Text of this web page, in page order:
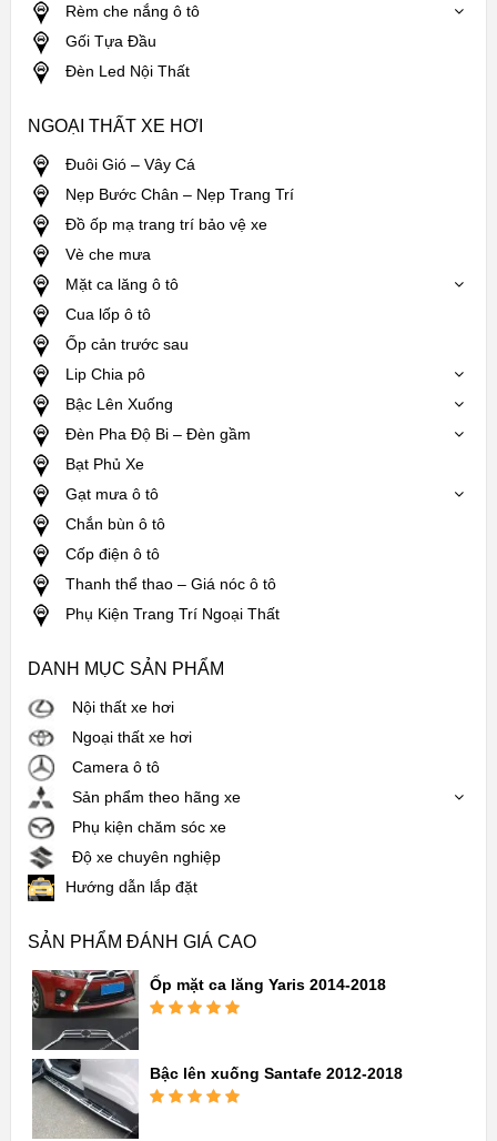
Rèm che nắng ô tô
Gối Tựa Đầu
Đèn Led Nội Thất
NGOẠI THẤT XE HƠI
Đuôi Gió – Vây Cá
Nẹp Bước Chân – Nẹp Trang Trí
Đồ ốp mạ trang trí bảo vệ xe
Vè che mưa
Mặt ca lăng ô tô
Cua lốp ô tô
Ốp cản trước sau
Lip Chia pô
Bậc Lên Xuống
Đèn Pha Độ Bi – Đèn gầm
Bạt Phủ Xe
Gạt mưa ô tô
Chắn bùn ô tô
Cốp điện ô tô
Thanh thể thao – Giá nóc ô tô
Phụ Kiện Trang Trí Ngoại Thất
DANH MỤC SẢN PHẨM
Nội thất xe hơi
Ngoại thất xe hơi
Camera ô tô
Sản phẩm theo hãng xe
Phụ kiện chăm sóc xe
Độ xe chuyên nghiệp
Hướng dẫn lắp đặt
SẢN PHẨM ĐÁNH GIÁ CAO
Ốp mặt ca lăng Yaris 2014-2018
Bậc lên xuống Santafe 2012-2018